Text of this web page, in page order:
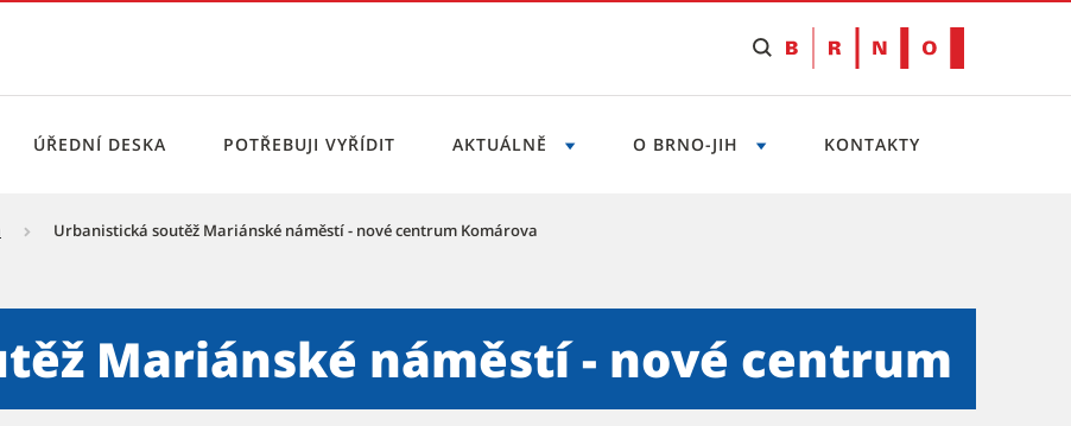
ÚŘEDNÍ DESKA POTŘEBUJI VYŘÍDIT AKTUÁLNĚ O BRNO-JIH KONTAKTY
Urbanistická soutěž Mariánské náměstí - nové centrum Komárova
Mariánské náměstí - nové centrum